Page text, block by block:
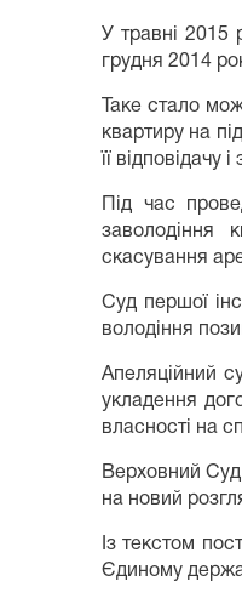
У травні 2015
грудня 2014
Таке стало
квартиру на
її
Під час
заволодіння
скасування
Суд першої
володіння
Апеляційний
укладення
власності на
Верховний Суд
на новий
Із текстом
Єдиному